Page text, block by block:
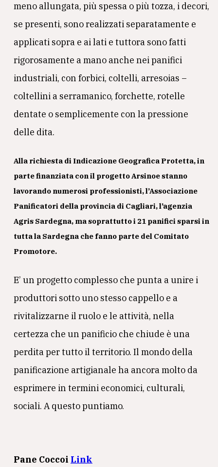
meno allungata, più spessa o più tozza, i decori,
se presenti, sono realizzati separatamente e
applicati sopra e ai lati e tuttora sono fatti
rigorosamente a mano anche nei panifici
industriali, con forbici, coltelli, arresoias –
coltellini a serramanico, forchette, rotelle
dentate o semplicemente con la pressione
delle dita.
Alla richiesta di Indicazione Geografica Protetta, in
parte finanziata con il progettoArsinoestanno
lavorando numerosi professionisti, l’Associazione
Panificatori della provincia di Cagliari, l’agenzia
Agris Sardegna, ma soprattutto i 21 panifici sparsi in
tutta la Sardegna che fanno parte del Comitato
Promotore.
E’ un progetto complesso che punta a unire i
produttori sotto uno stesso cappello e a
rivitalizzarne il ruolo e le attività, nella
certezza che un panificio che chiude è una
perdita per tutto il territorio. Il mondo della
panificazione artigianale ha ancora molto da
esprimere in termini economici, culturali,
sociali. A questo puntiamo.
Pane Coccoi Link